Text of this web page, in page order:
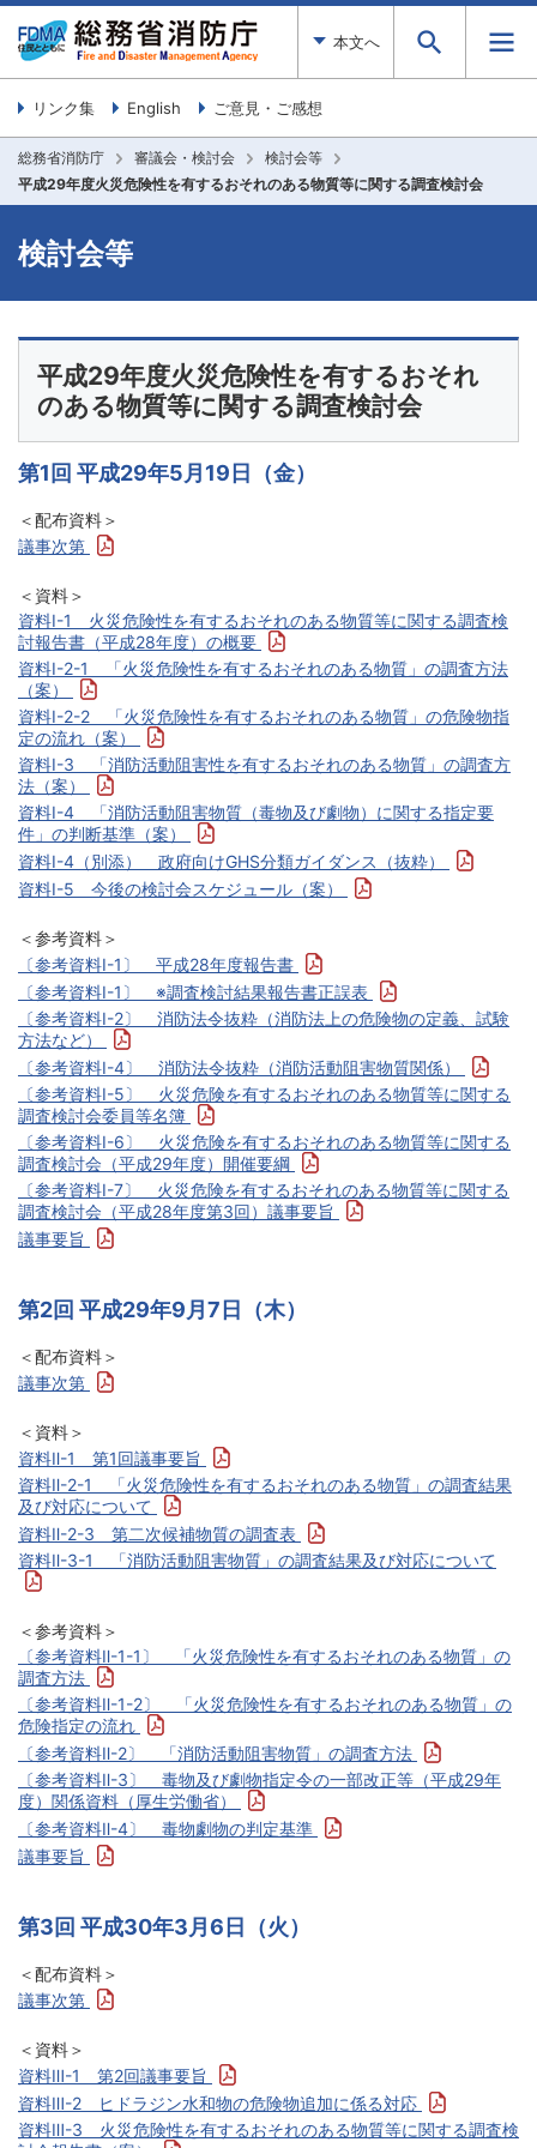
本文へ
リンク集 English ご意見・ご感想
総務省消防庁 審議会・検討会
検討会等
平成29年度火災危険性を有するおそれのある物質等に関する調査検討会
検討会等
平成29年度火災危険性を有するおそれ
のある物質等に関する調査検討会
第1回 平成29年5月19日（金）
＜配布資料＞
議事次第
＜資料＞
資料Ⅰ-1 火災危険性を有するおそれのある物質等に関する調査検
討報告書（平成28年度）の概要
資料Ⅰ-2-1 「火災危険性を有するおそれのある物質」の調査方法
（案）
資料Ⅰ-2-2 「火災危険性を有するおそれのある物質」の危険物指
定の流れ（案）
資料Ⅰ-3 「消防活動阻害性を有するおそれのある物質」の調査方
法（案）
資料Ⅰ-4 「消防活動阻害物質（毒物及び劇物）に関する指定要
件」の判断基準（案）
資料Ⅰ-4（別添） 政府向けGHS分類ガイダンス（抜粋）
資料Ⅰ-5 今後の検討会スケジュール（案）
＜参考資料＞
〔参考資料Ⅰ-1〕 平成28年度報告書
〔参考資料Ⅰ-1〕 ※調査検討結果報告書正誤表
〔参考資料Ⅰ-2〕 消防法令抜粋（消防法上の危険物の定義、試験
方法など）
〔参考資料Ⅰ-4〕 消防法令抜粋（消防活動阻害物質関係）
〔参考資料Ⅰ-5〕 火災危険を有するおそれのある物質等に関する
調査検討会委員等名簿
〔参考資料Ⅰ-6〕 火災危険を有するおそれのある物質等に関する
調査検討会（平成29年度）開催要綱
〔参考資料Ⅰ-7〕 火災危険を有するおそれのある物質等に関する
調査検討会（平成28年度第3回）議事要旨
議事要旨
第2回 平成29年9月7日（木）
＜配布資料＞
議事次第
＜資料＞
資料Ⅱ-1 第1回議事要旨
資料Ⅱ-2-1 「火災危険性を有するおそれのある物質」の調査結果
及び対応について
資料Ⅱ-2-3 第二次候補物質の調査表
資料Ⅱ-3-1 「消防活動阻害物質」の調査結果及び対応について
＜参考資料＞
〔参考資料Ⅱ-1-1〕 「火災危険性を有するおそれのある物質」の
調査方法
〔参考資料Ⅱ-1-2〕 「火災危険性を有するおそれのある物質」の
危険指定の流れ
〔参考資料Ⅱ-2〕 「消防活動阻害物質」の調査方法
〔参考資料Ⅱ-3〕 毒物及び劇物指定令の一部改正等（平成29年
度）関係資料（厚生労働省）
〔参考資料Ⅱ-4〕 毒物劇物の判定基準
議事要旨
第3回 平成30年3月6日（火）
＜配布資料＞
議事次第
＜資料＞
資料Ⅲ-1 第2回議事要旨
資料Ⅲ-2 ヒドラジン水和物の危険物追加に係る対応
資料Ⅲ-3 火災危険性を有するおそれのある物質等に関する調査検